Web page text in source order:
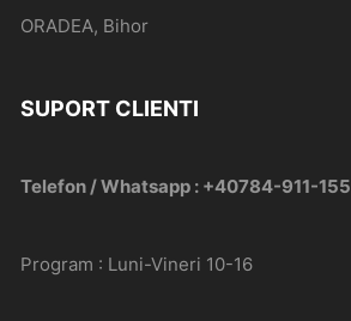
ORADEA, Bihor
SUPORT CLIENTI
Telefon / Whatsapp : +40784-911-155
Program : Luni-Vineri 10-16